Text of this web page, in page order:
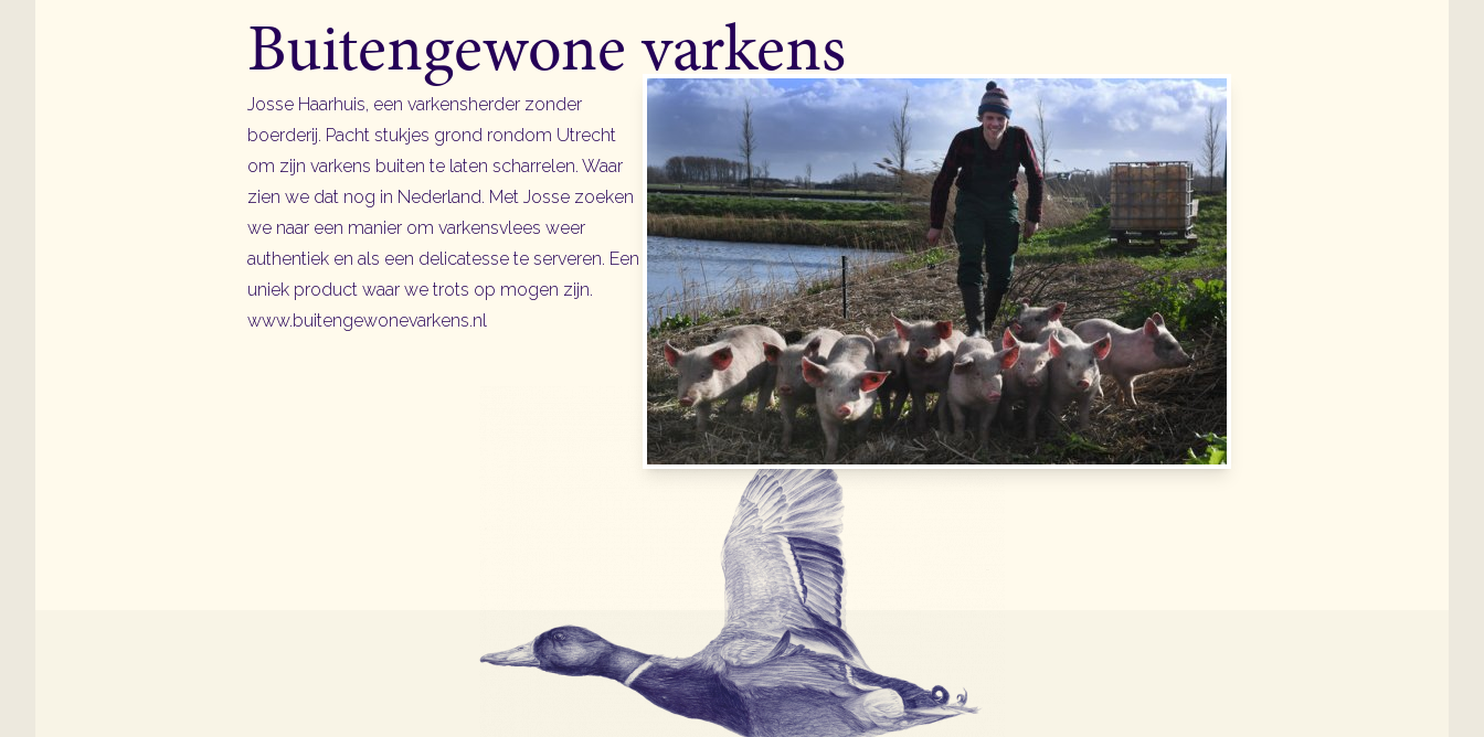
Buitengewone varkens
Josse Haarhuis, een varkensherder zonder
boerderij. Pacht stukjes grond rondom Utrecht
om zijn varkens buiten te laten scharrelen. Waar
zien we dat nog in Nederland. Met Josse zoeken
we naar een manier om varkensvlees weer
authentiek en als een delicatesse te serveren. Een
uniek product waar we trots op mogen zijn.
www.buitengewonevarkens.nl